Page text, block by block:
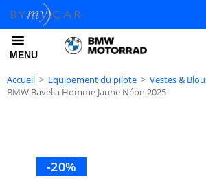
MENU
Accueil > Equipement du pilote > Vestes &
BMW Bavella Homme Jaune Néon 2025
-20%